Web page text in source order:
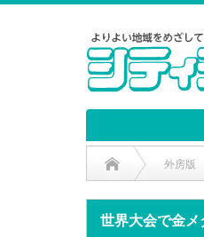
外房版
世界大会で金メ